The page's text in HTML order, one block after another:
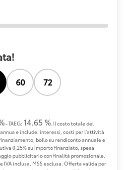
60 72
- TAEG: 14.65 %. Il costo totale del
e include: interessi, costi per l'attività
bollo su rendiconto annuale e
0,25% su importo finanziato, spesa
pubblicitario con finalità promozionale.
IVA inclusa. MSS esclusa. Offerta valida per